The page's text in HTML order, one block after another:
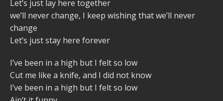
Let’s just lay here together
we’ll never change, I keep wishing that we’ll never
change
Let’s just stay here forever
I’ve been in a high but I felt so low
Cut me like a knife, and I did not know
I’ve been in a high but I felt so low